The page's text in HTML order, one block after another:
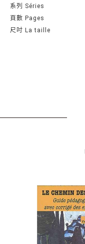
系列 Séries
頁數 Pages
尺吋 La taille